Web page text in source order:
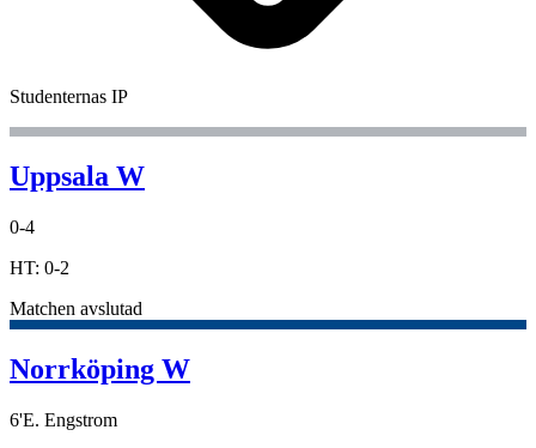
Studenternas IP
Uppsala W
0-4
HT: 0-2
Matchen avslutad
Norrköping W
6'E. Engstrom